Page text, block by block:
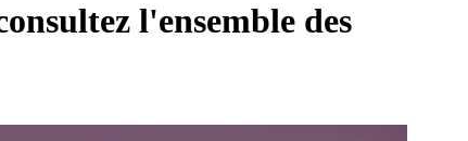
l'ensemble des